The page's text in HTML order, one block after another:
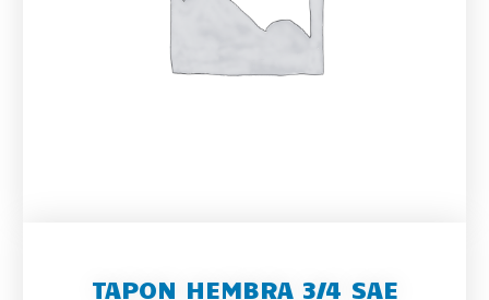
TAPON HEMBRA 3/4 SAE